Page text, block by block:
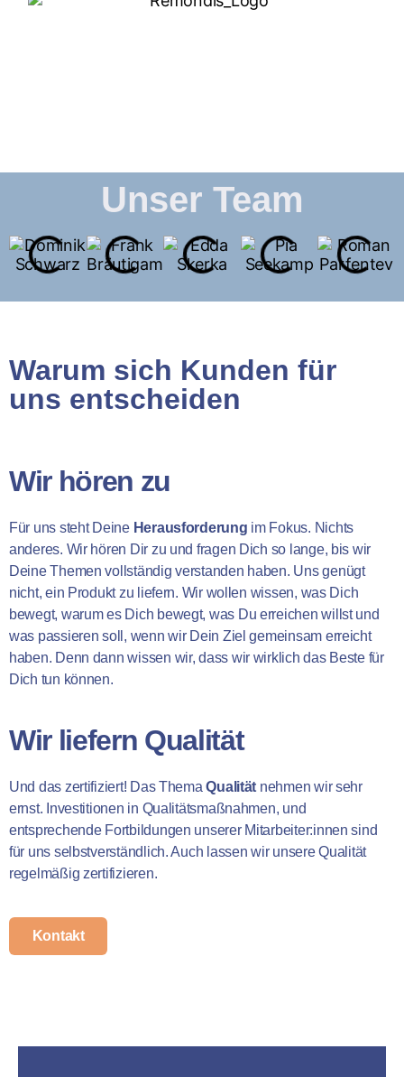
Unser Team
Warum sich Kunden für
uns entscheiden
Wir hören zu
Für uns steht Deine Herausforderung im Fokus. Nichts
anderes. Wir hören Dir zu und fragen Dich so lange, bis wir
Deine Themen vollständig verstanden haben. Uns genügt
nicht, ein Produkt zu liefern. Wir wollen wissen, was Dich
bewegt, warum es Dich bewegt, was Du erreichen willst und
was passieren soll, wenn wir Dein Ziel gemeinsam erreicht
haben. Denn dann wissen wir, dass wir wirklich das Beste für
Dich tun können.
Wir liefern Qualität
Und das zertifiziert! Das ThemaQualität nehmen wir sehr
ernst. Investitionen in Qualitätsmaßnahmen, und
entsprechende Fortbildungen unserer Mitarbeiter:innen sind
für uns selbstverständlich. Auch lassen wir unsere Qualität
regelmäßig zertifizieren.
Kontakt